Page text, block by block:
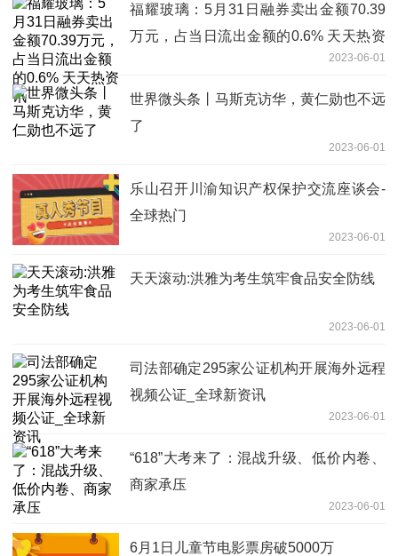
福耀玻璃：5月31日融券卖出金额70.39
万元，占当日流出金额的0.6% 天天热资
2023-06-01
世界微头条丨马斯克访华，黄仁勋也不远
了
2023-06-01
乐山召开川渝知识产权保护交流座谈会-
全球热门
2023-06-01
天天滚动:洪雅为考生筑牢食品安全防线
2023-06-01
司法部确定295家公证机构开展海外远程
视频公证_全球新资讯
2023-06-01
“618”大考来了：混战升级、低价内卷、
商家承压
2023-06-01
6月1日儿童节电影票房破5000万